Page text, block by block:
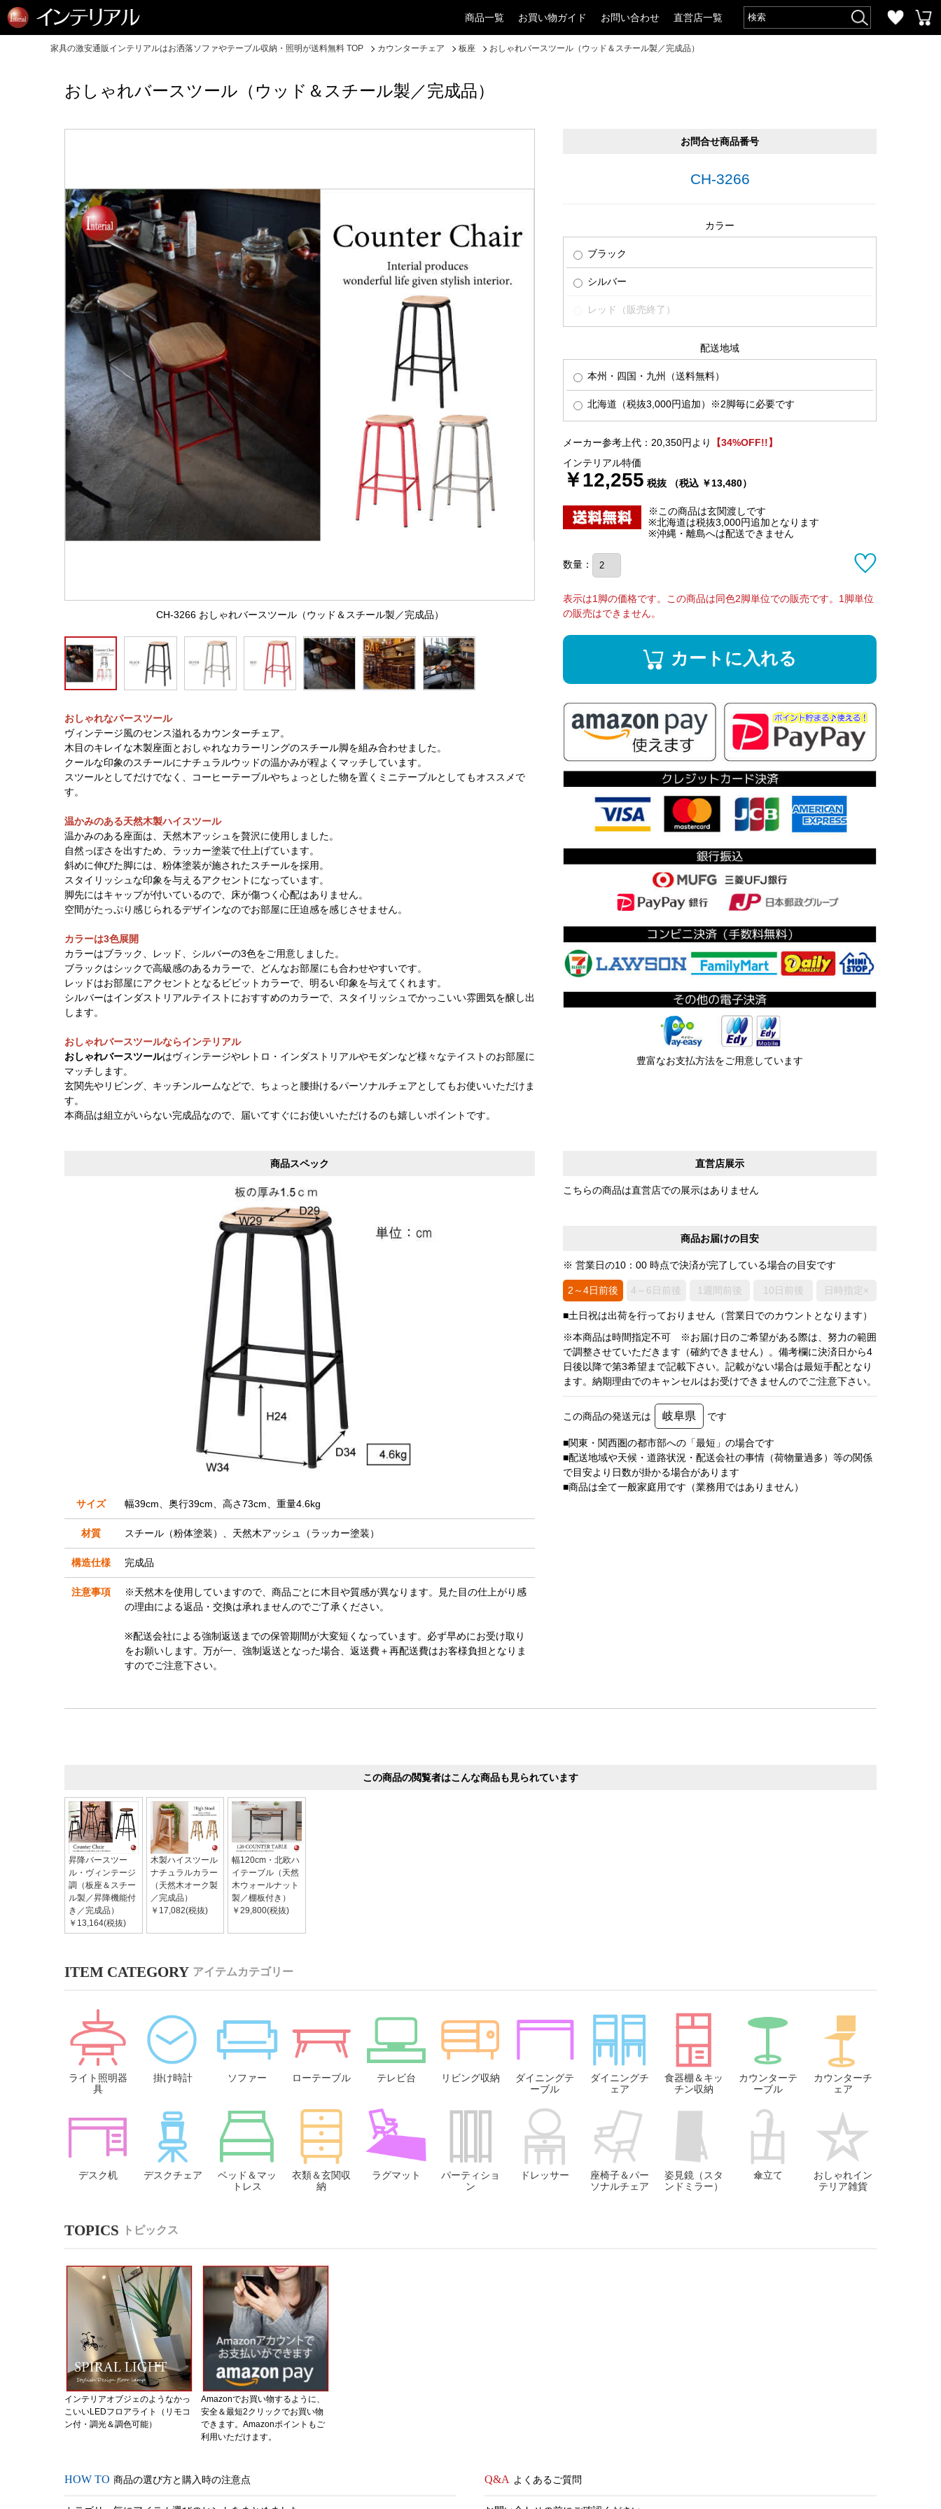
商品一覧 お買い物ガイド お問い合わせ 直営店一覧
家具の激安通販インテリアルはお洒落ソファやテーブル収納・照明が送料無料 TOP カウンターチェア 板座 おしゃれバースツール（ウッド＆スチール製／完成品）
おしゃれバースツール（ウッド＆スチール製／完成品）
CH-3266 おしゃれバースツール（ウッド＆スチール製／完成品）
おしゃれなバースツール
ヴィンテージ風のセンス溢れるカウンターチェア。
木目のキレイな木製座面とおしゃれなカラーリングのスチール脚を組み合わせました。
クールな印象のスチールにナチュラルウッドの温かみが程よくマッチしています。
スツールとしてだけでなく、コーヒーテーブルやちょっとした物を置くミニテーブルとしてもオススメで
す。
温かみのある天然木製ハイスツール
温かみのある座面は、天然木アッシュを贅沢に使用しました。
自然っぽさを出すため、ラッカー塗装で仕上げています。
斜めに伸びた脚には、粉体塗装が施されたスチールを採用。
スタイリッシュな印象を与えるアクセントになっています。
脚先にはキャップが付いているので、床が傷つく心配はありません。
空間がたっぷり感じられるデザインなのでお部屋に圧迫感を感じさせません。
カラーは3色展開
カラーはブラック、レッド、シルバーの3色をご用意しました。
ブラックはシックで高級感のあるカラーで、どんなお部屋にも合わせやすいです。
レッドはお部屋にアクセントとなるビビットカラーで、明るい印象を与えてくれます。
シルバーはインダストリアルテイストにおすすめのカラーで、スタイリッシュでかっこいい雰囲気を醸し出
します。
おしゃれバースツールならインテリアル
おしゃれバースツールはヴィンテージやレトロ・インダストリアルやモダンなど様々なテイストのお部屋に
マッチします。
玄関先やリビング、キッチンルームなどで、ちょっと腰掛けるパーソナルチェアとしてもお使いいただけま
す。
本商品は組立がいらない完成品なので、届いてすぐにお使いいただけるのも嬉しいポイントです。
お問合せ商品番号
CH-3266
カラー
ブラック
シルバー
レッド（販売終了）
配送地域
本州・四国・九州（送料無料）
北海道（税抜3,000円追加）※2脚毎に必要です
メーカー参考上代：20,350円より
【34%OFF!!】
インテリアル特価
￥12,255 税抜 （税込 ￥13,480）
※この商品は玄関渡しです
※北海道は税抜3,000円追加となります
※沖縄・離島へは配送できません
数量：
表示は1脚の価格です。この商品は同色2脚単位での販売です。1脚単位
の販売はできません。
カートに入れる
豊富なお支払方法をご用意しています
直営店展示
こちらの商品は直営店での展示はありません
商品お届けの目安
※ 営業日の10：00 時点で決済が完了している場合の目安です
2～4日前後 4～6日前後 1週間前後 10日前後 日時指定×
■土日祝は出荷を行っておりません（営業日でのカウントとなります）
※本商品は時間指定不可 ※お届け日のご希望がある際は、努力の範囲
で調整させていただきます（確約できません）。備考欄に決済日から4
日後以降で第3希望まで記載下さい。記載がない場合は最短手配となり
ます。納期理由でのキャンセルはお受けできませんのでご注意下さい。
この商品の発送元は 岐阜県 です
■関東・関西圏の都市部への「最短」の場合です
■配送地域や天候・道路状況・配送会社の事情（荷物量過多）等の関係
で目安より日数が掛かる場合があります
■商品は全て一般家庭用です（業務用ではありません）
商品スペック
サイズ 幅39cm、奥行39cm、高さ73cm、重量4.6kg
材質 スチール（粉体塗装）、天然木アッシュ（ラッカー塗装）
構造仕様 完成品
注意事項
※天然木を使用していますので、商品ごとに木目や質感が異なります。見た目の仕上がり感
の理由による返品・交換は承れませんのでご了承ください。
※配送会社による強制返送までの保管期間が大変短くなっています。必ず早めにお受け取り
をお願いします。万が一、強制返送となった場合、返送費＋再配送費はお客様負担となりま
すのでご注意下さい。
この商品の閲覧者はこんな商品も見られています
昇降バースツー
ル・ヴィンテージ
調（板座＆スチー
ル製／昇降機能付
き／完成品）
￥13,164(税抜)
木製ハイスツール
ナチュラルカラー
（天然木オーク製
／完成品）
￥17,082(税抜)
幅120cm・北欧ハ
イテーブル（天然
木ウォールナット
製／棚板付き）
￥29,800(税抜)
アイテムカテゴリー
ライト照明器
具
掛け時計 ソファー ローテーブル テレビ台 リビング収納
ダイニングテ
ーブル
ダイニングチ
ェア
食器棚＆キッ
チン収納
カウンターテ
ーブル
カウンターチ
ェア
デスク机 デスクチェア
ベッド＆マッ
トレス
衣類＆玄関収
納
ラグマット
パーティショ
ン
ドレッサー
座椅子＆パー
ソナルチェア
姿見鏡（スタ
ンドミラー）
傘立て
おしゃれイン
テリア雑貨
トピックス
インテリアオブジェのようなかっ
こいいLEDフロアライト（リモコ
ン付・調光＆調色可能）
Amazonでお買い物するように、
安全＆最短2クリックでお買い物
できます。Amazonポイントもご
利用いただけます。
商品の選び方と購入時の注意点 よくあるご質問